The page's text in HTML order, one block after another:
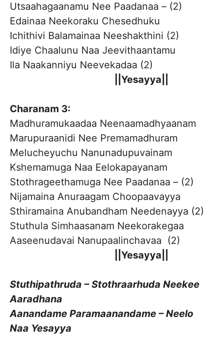
Utsaahagaanamu Nee Paadanaa – (2)
Edainaa Neekoraku Chesedhuku
Ichithivi Balamainaa Neeshakthini (2)
Idiye Chaalunu Naa Jeevithaantamu
Ila Naakanniyu Neevekadaa (2)
||Yesayya||
Charanam 3:
Madhuramukaadaa Neenaamadhyaanam
Marupuraanidi Nee Premamadhuram
Melucheyuchu Nanunadupuvainam
Kshemamuga Naa Eelokapayanam
Stothrageethamuga Nee Paadanaa – (2)
Nijamaina Anuraagam Choopaavayya
Sthiramaina Anubandham Needenayya (2)
Stuthula Simhaasanam Neekorakegaa
Aaseenudavai Nanupaalinchavaa (2)
||Yesayya||
Stuthipathruda – Stothraarhuda Neekee
Aaradhana
Aanandame Paramaanandame – Neelo
Naa Yesayya